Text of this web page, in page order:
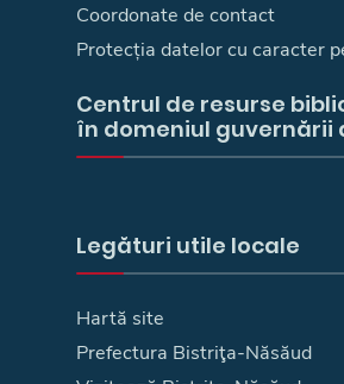
Coordonate de contact
Protecția datelor cu caracter
Centrul de resurse
în domeniul guvernării
Legături utile locale
Hartă site
Prefectura Bistriţa-Năsăud